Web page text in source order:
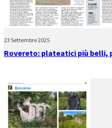
23 Settembre 2025
Rovereto: plateatici più belli,